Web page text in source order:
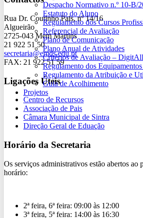
Despacho Normativo n.º 10-B/
Estatuto do Aluno
Regulamento dos Cursos
Referencial de Avaliação
Plano de Comunicação
Plano Anual de Atividades
Critérios de Avaliação – DigitAll
Regulamento dos
Regulamento da Atribuição e
Guia de Acolhimento
Projetos
Rua Dr. Coutinho Pais, nº 14/16
Algueirão
2725-043 Mem Martins
21 922 51 50
secretaria@emds.edu.pt
FAX: 21 922 51 59
Ligações Úteis
Centro de Recursos
Associação de Pais
Câmara Municipal de Sintra
Direção Geral de Eduação
Horário da Secretaria
Os serviços administrativos estão abertos ao
horário:
2ª feira, 6ª feira: 09:00 às 12:00
3ª feira, 5ª feira: 14:00 às 16:30